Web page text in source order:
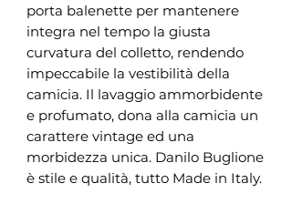
porta balenette per mantenere
integra nel tempo la giusta
curvatura del colletto, rendendo
impeccabile la vestibilità della
camicia. Il lavaggio ammorbidente
e profumato, dona alla camicia un
carattere vintage ed una
morbidezza unica. Danilo Buglione
è stile e qualità, tutto Made in Italy.